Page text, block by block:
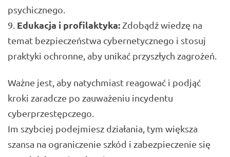
psychicznego.
Edukacja i profilaktyka: Zdobądź wiedzę na
temat bezpieczeństwa cybernetycznego i stosuj
praktyki ochronne, aby unikać przyszłych zagrożeń.
Ważne jest, aby natychmiast reagować i podjąć
kroki zaradcze po zauważeniu incydentu
cyberprzestępczego.
Im szybciej podejmiesz działania, tym większa
szansa na ograniczenie szkód i zabezpieczenie się